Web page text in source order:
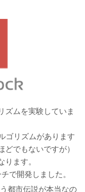
ズムを実験していま
ゴリズムがあります
でもないですが）
ります。
で開発しました。
都市伝説が本当なの